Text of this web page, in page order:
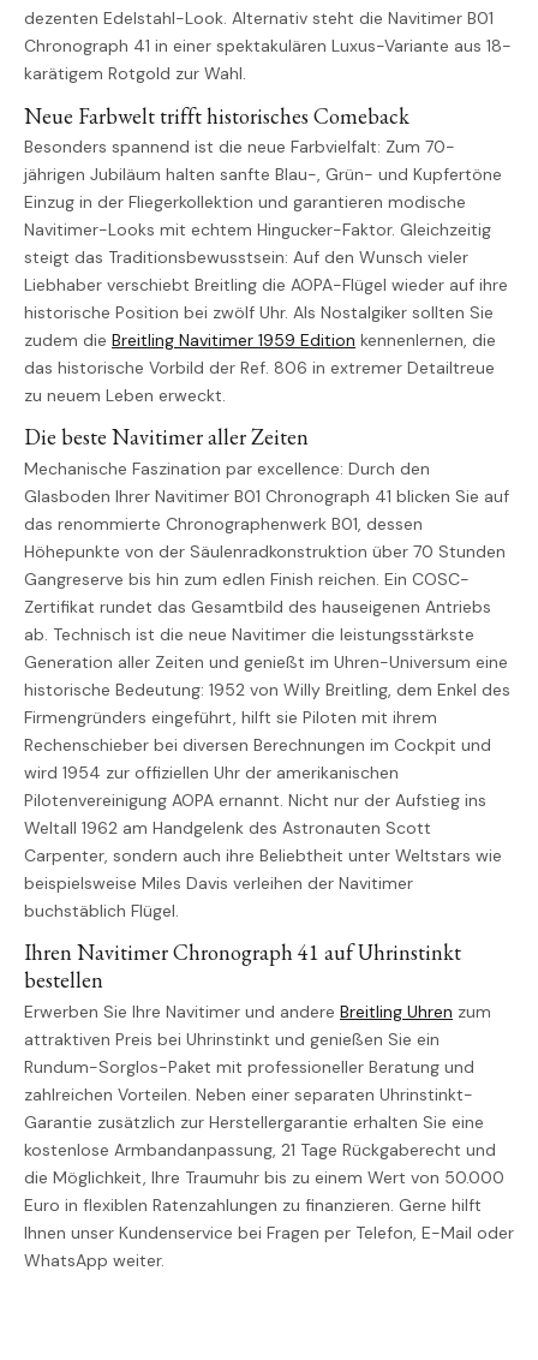
dezenten Edelstahl-Look. Alternativ steht die Navitimer B01
Chronograph 41 in einer spektakulären Luxus-Variante aus 18-
karätigem Rotgold zur Wahl.
Neue Farbwelt trifft historisches Comeback
Besonders spannend ist die neue Farbvielfalt: Zum 70-
jährigen Jubiläum halten sanfte Blau-, Grün- und Kupfertöne
Einzug in der Fliegerkollektion und garantieren modische
Navitimer-Looks mit echtem Hingucker-Faktor. Gleichzeitig
steigt das Traditionsbewusstsein: Auf den Wunsch vieler
Liebhaber verschiebt Breitling die AOPA-Flügel wieder auf ihre
historische Position bei zwölf Uhr. Als Nostalgiker sollten Sie
zudem die Breitling Navitimer 1959 Edition kennenlernen, die
das historische Vorbild der Ref. 806 in extremer Detailtreue
zu neuem Leben erweckt.
Die beste Navitimer aller Zeiten
Mechanische Faszination par excellence: Durch den
Glasboden Ihrer Navitimer B01 Chronograph 41 blicken Sie auf
das renommierte Chronographenwerk B01, dessen
Höhepunkte von der Säulenradkonstruktion über 70 Stunden
Gangreserve bis hin zum edlen Finish reichen. Ein COSC-
Zertifikat rundet das Gesamtbild des hauseigenen Antriebs
ab. Technisch ist die neue Navitimer die leistungsstärkste
Generation aller Zeiten und genießt im Uhren-Universum eine
historische Bedeutung: 1952 von Willy Breitling, dem Enkel des
Firmengründers eingeführt, hilft sie Piloten mit ihrem
Rechenschieber bei diversen Berechnungen im Cockpit und
wird 1954 zur offiziellen Uhr der amerikanischen
Pilotenvereinigung AOPA ernannt. Nicht nur der Aufstieg ins
Weltall 1962 am Handgelenk des Astronauten Scott
Carpenter, sondern auch ihre Beliebtheit unter Weltstars wie
beispielsweise Miles Davis verleihen der Navitimer
buchstäblich Flügel.
Ihren Navitimer Chronograph 41 auf Uhrinstinkt
bestellen
Erwerben Sie Ihre Navitimer und andere Breitling Uhren zum
attraktiven Preis bei Uhrinstinkt und genießen Sie ein
Rundum-Sorglos-Paket mit professioneller Beratung und
zahlreichen Vorteilen. Neben einer separaten Uhrinstinkt-
Garantie zusätzlich zur Herstellergarantie erhalten Sie eine
kostenlose Armbandanpassung, 21 Tage Rückgaberecht und
die Möglichkeit, Ihre Traumuhr bis zu einem Wert von 50.000
Euro in flexiblen Ratenzahlungen zu finanzieren. Gerne hilft
Ihnen unser Kundenservice bei Fragen per Telefon, E-Mail oder
WhatsApp weiter.